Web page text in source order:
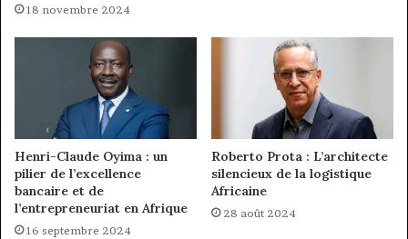
18 novembre 2024
Henri-Claude Oyima : un
pilier de l’excellence
bancaire et de
l’entrepreneuriat en Afrique
16 septembre 2024
Roberto Prota : L’architecte
silencieux de la logistique
Africaine
28 août 2024